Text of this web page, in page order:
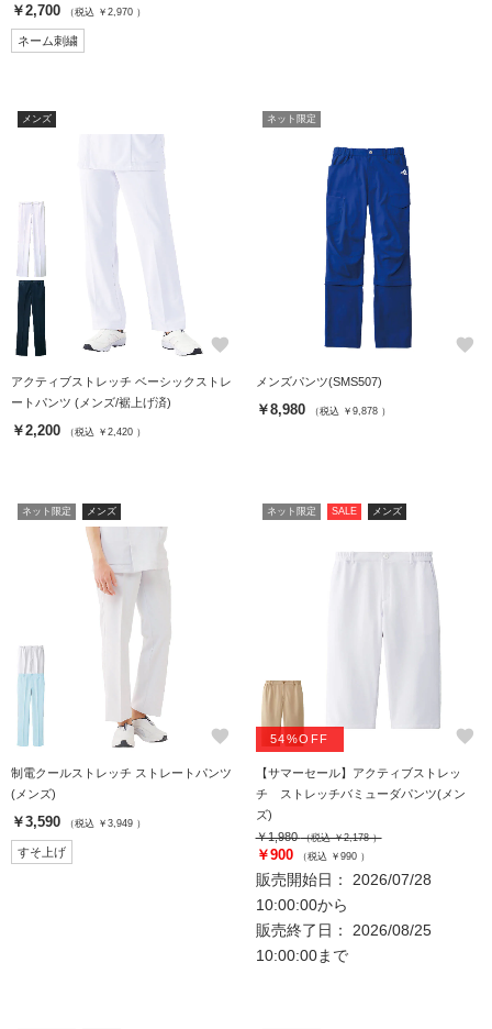
￥2,700 （税込 ￥2,970 ）
ネーム刺繍
メンズ
favorite
アクティブストレッチ ベーシックストレ
ートパンツ (メンズ/裾上げ済)
￥2,200 （税込 ￥2,420 ）
ネット限定
favorite
メンズパンツ(SMS507)
￥8,980 （税込 ￥9,878 ）
ネット限定 メンズ
favorite
制電クールストレッチ ストレートパンツ
(メンズ)
￥3,590 （税込 ￥3,949 ）
すそ上げ
ネット限定 SALE メンズ
54%OFF favorite
【サマーセール】アクティブストレッ
チ ストレッチバミューダパンツ(メン
ズ)
￥1,980（税込 ￥2,178 ）
￥900 （税込 ￥990 ）
販売開始日： 2026/07/28
10:00:00から
販売終了日： 2026/08/25
10:00:00まで